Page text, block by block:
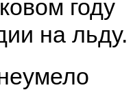
году
на льду.